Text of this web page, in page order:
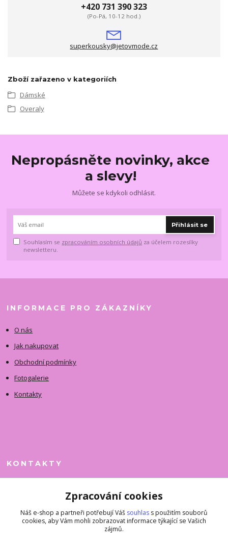
+420 731 390 323
(Po-Pá, 10-12 hod.)
superkousky@jetovmode.cz
Zboží zařazeno v kategoriích
Dámské
Overaly
Nepropásněte novinky, akce
a slevy!
Můžete se kdykoli odhlásit.
Přihlásit se
Souhlasím se zpracováním osobních údajů za účelem rozesílky
newsletteru.
INFORMACE PRO ZÁKAZNÍKY
O nás
Jak nakupovat
Obchodní podmínky
Fotogalerie
Kontakty
KONTAKTY
+420 731 390 323
superkousky@jetovmode.cz
Zpracování cookies
Náš e-shop a partneři potřebují Váš souhlas s použitím souborů
cookies, aby Vám mohli zobrazovat informace týkající se Vašich
zájmů.